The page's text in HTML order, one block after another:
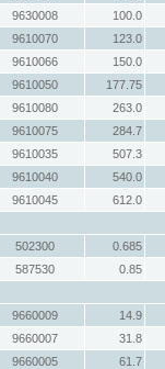
9630008
100.0
9610070
123.0
9610066
150.0
9610050
177.75
9610080
263.0
9610075
284.7
9610035
507.3
9610040
540.0
9610045
612.0
502300
0.685
587530
0.85
9660009
14.9
9660007
31.8
9660005
61.7